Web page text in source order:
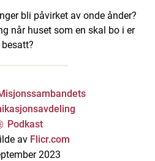
bli påvirket av onde ånder?
når huset som en skal bo i er
besatt?
Podkast
av Flicr.com
2023